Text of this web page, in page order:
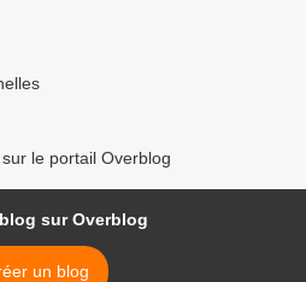
le portail Overblog
sur Overblog
un blog